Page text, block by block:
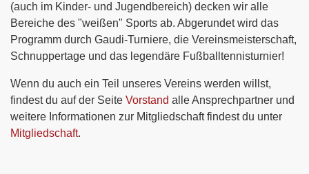
(auch im Kinder- und Jugendbereich) decken wir alle
Bereiche des "weißen" Sports ab. Abgerundet wird das
Programm durch Gaudi-Turniere, die Vereinsmeisterschaft,
Schnuppertage und das legendäre Fußballtennisturnier!
Wenn du auch ein Teil unseres Vereins werden willst,
findest du auf der Seite Vorstand alle Ansprechpartner und
weitere Informationen zur Mitgliedschaft findest du unter
Mitgliedschaft.